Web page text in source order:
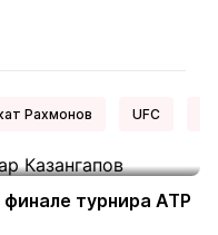
Рахмонов UFC
турнира ATP